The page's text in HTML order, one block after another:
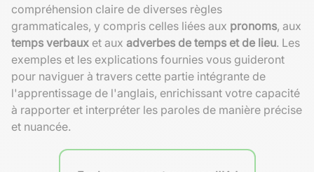
compréhension claire de diverses règles
grammaticales, y compris celles liées aux pronoms, aux
temps verbaux et aux adverbes de temps et de lieu. Les
exemples et les explications fournies vous guideront
pour naviguer à travers cette partie intégrante de
l'apprentissage de l'anglais, enrichissant votre capacité
à rapporter et interpréter les paroles de manière précise
et nuancée.